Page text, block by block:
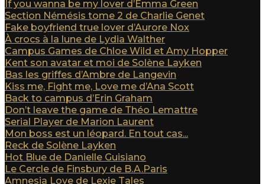
If you wanna be my lover d’Emma Green
Section Némésis tome 2 de Charlie Genet
Fake boyfriend true lover d’Aurore Nox
À crocs à la lune de Lydia Walther
Campus Games de Chloe Wild et Amy Hopper
Kent son avatar et moi de Solène Layken
Bas les griffes d’Ambre de Langevin
Kiss me, Fight me, Love me d’Ana Scott
Back to campus d’Erin Graham
Don’t leave the game de Théo Lemattre
Serial Player de Marion Laurent
Mon boss est un léopard. En tout cas...
Reck de Solène Layken
Hot Blue de Danielle Guisiano
Le Cercle de Finsbury de B.A.Paris
Amnesia Love de Lexie Tales